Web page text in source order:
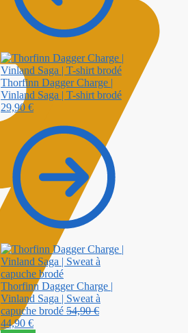
Thorfinn Dagger Charge |
Vinland Saga | T-shirt brodé
29,90 €
Thorfinn Dagger Charge |
Vinland Saga | Sweat à
capuche brodé 54,90€Le
44,90 €Le